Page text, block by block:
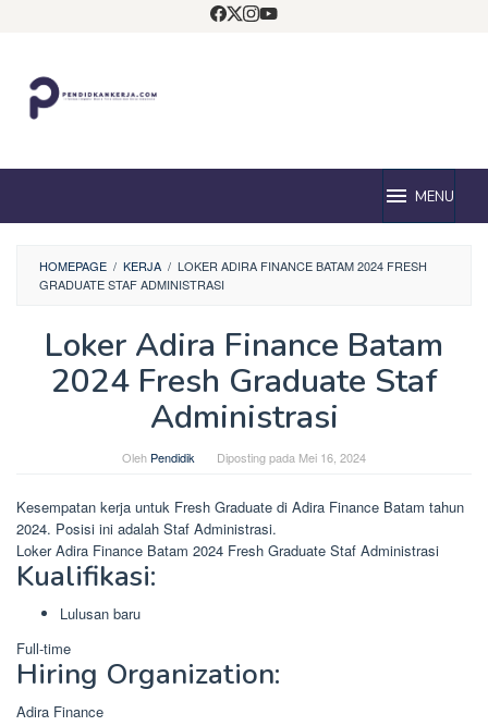
MENU
HOMEPAGE / KERJA / LOKER ADIRA FINANCE BATAM 2024 FRESH
GRADUATE STAF ADMINISTRASI
Loker Adira Finance Batam
2024 Fresh Graduate Staf
Administrasi
Oleh Pendidik Diposting pada Mei 16, 2024
Kesempatan kerja untuk Fresh Graduate di Adira Finance Batam tahun
2024. Posisi ini adalah Staf Administrasi.
Loker Adira Finance Batam 2024 Fresh Graduate Staf Administrasi
Kualifikasi:
Lulusan baru
Full-time
Hiring Organization:
Adira Finance